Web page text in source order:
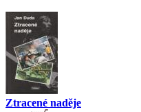
Ztracené naděje